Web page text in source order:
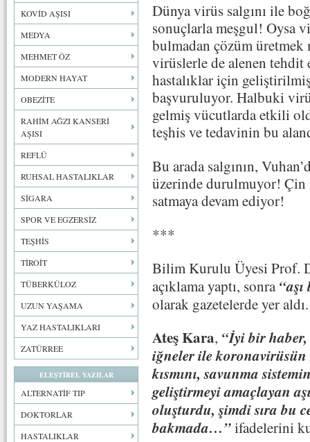
KOVİD AŞISI
MEDYA
MEHMET ÖZ
MODERN HAYAT
OBEZİTE
RAHİM AĞZI KANSERİ
AŞISI
REFLÜ
RUHSAL HASTALIKLAR
SİGARA
SPOR VE EGZERSİZ
TEŞHİS
TİROİT
TÜBERKÜLOZ
UZUN YAŞAMA
YAZ HASTALIKLARI
ZATÜRREE
ELEŞTİREL YAZILAR
ALTERNATİF TIP
DOKTORLAR
HASTALIKLAR
Dünya virüs salgını ile
sonuçlarla meşgul! Oysa
bulmadan çözüm
virüslerle de alenen
hastalıklar için
başvuruluyor. Halbuki
gelmiş vücutlarda etkili
teşhis ve tedavinin bu
Bu arada salgının,
üzerinde durulmuyor! Çin
satmaya devam ediyor!
***
Bilim Kurulu Üyesi Prof.
açıklama yaptı, sonra
olarak gazetelerde yer aldı.
Ateş Kara, “İyi bir
iğneler ile koronavirüsün
kısmını, savunma
geliştirmeyi amaçlayan
oluşturdu, şimdi sıra bu
bakmada…”ifadelerini